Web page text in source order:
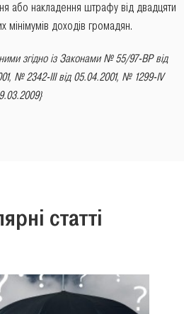
або накладення штрафу від двадцяти
мінімумів доходів громадян.
згідно із Законами№ 55/97-ВР від
, № 2342-III від 05.04.2001, № 1299-IV
}
статті